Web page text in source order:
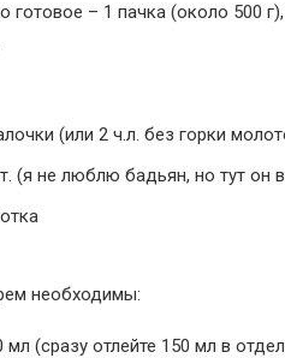
готовое – 1 пачка (около 500
(или 2 ч.л. без горки
(я не люблю бадьян, но тут он
необходимы:
(сразу отлейте 150 мл в